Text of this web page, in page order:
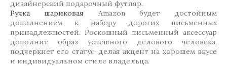
дизайнерский подарочный футляр.
Ручка шариковая Amazon будет достойным
дополнением к набору дорогих письменных
принадлежностей. Роскошный письменный аксессуар
дополнит образ успешного делового человека,
подчеркнет его статус, делая акцент на хорошем вкусе
и индивидуальном стиле владельца.